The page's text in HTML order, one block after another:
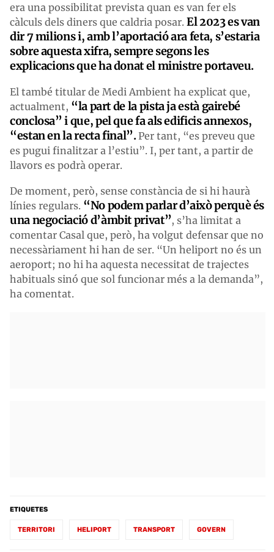
era una possibilitat prevista quan es van fer els
càlculs dels diners que caldria posar. El 2023 es van
dir 7 milions i, amb l’aportació ara feta, s’estaria
sobre aquesta xifra, sempre segons les
explicacions que ha donat el ministre portaveu.
El també titular de Medi Ambient ha explicat que,
actualment, “la part de la pista ja està gairebé
conclosa” i que, pel que fa als edificis annexos,
“estan en la recta final”.Per tant, “es preveu que
es pugui finalitzar a l’estiu”. I, per tant, a partir de
llavors es podrà operar.
De moment, però, sense constància de si hi haurà
línies regulars. “No podem parlar d’això perquè és
una negociació d’àmbit privat”, s’ha limitat a
comentar Casal que, però, ha volgut defensar que no
necessàriament hi han de ser. “Un heliport no és un
aeroport; no hi ha aquesta necessitat de trajectes
habituals sinó que sol funcionar més a la demanda”,
ha comentat.
ETIQUETES
TERRITORI HELIPORT TRANSPORT GOVERN